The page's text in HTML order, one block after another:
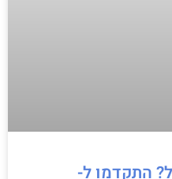
התקדמו ל-